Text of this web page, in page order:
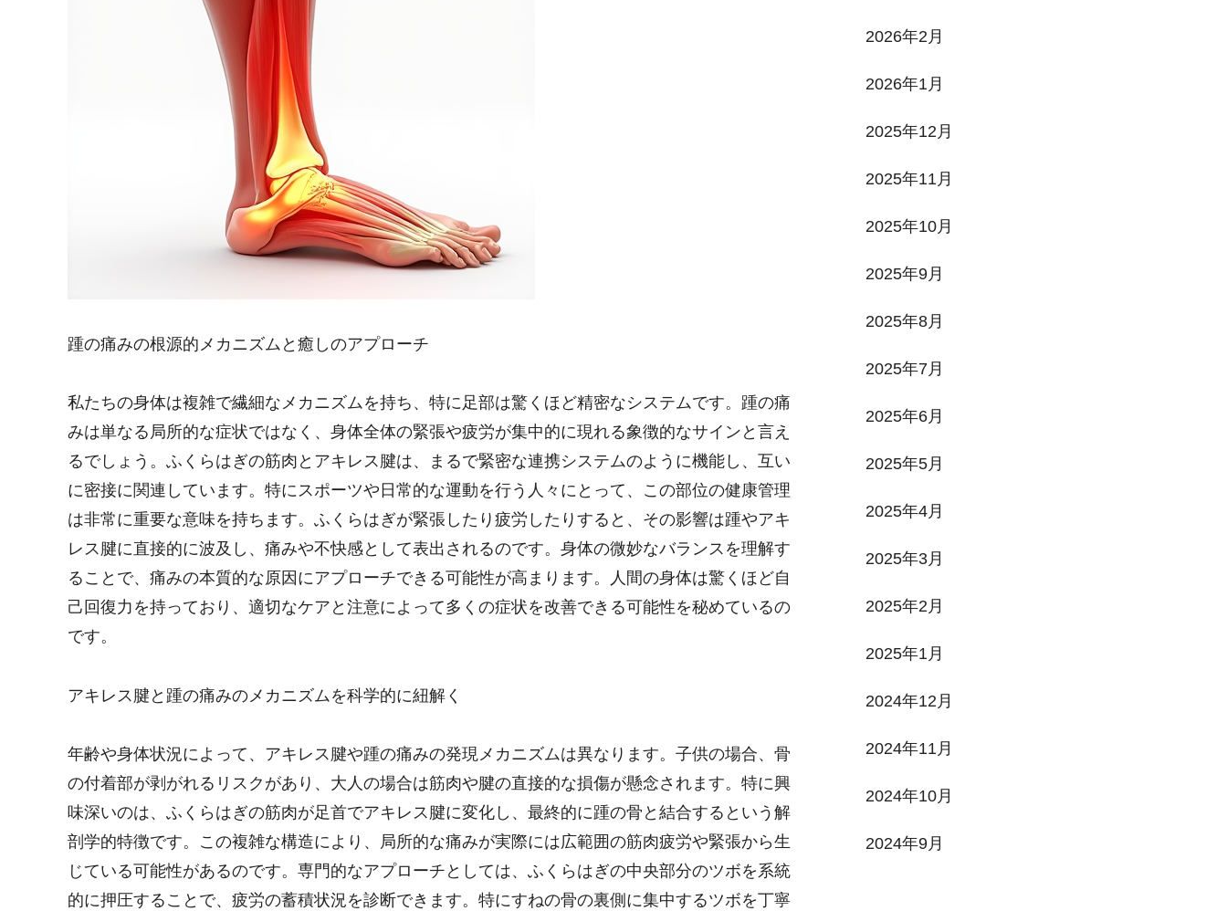
踵の痛みの根源的メカニズムと癒しのアプローチ
私たちの身体は複雑で繊細なメカニズムを持ち、特に足部は驚くほど精密なシステムです。踵の痛
みは単なる局所的な症状ではなく、身体全体の緊張や疲労が集中的に現れる象徴的なサインと言え
るでしょう。ふくらはぎの筋肉とアキレス腱は、まるで緊密な連携システムのように機能し、互い
に密接に関連しています。特にスポーツや日常的な運動を行う人々にとって、この部位の健康管理
は非常に重要な意味を持ちます。ふくらはぎが緊張したり疲労したりすると、その影響は踵やアキ
レス腱に直接的に波及し、痛みや不快感として表出されるのです。身体の微妙なバランスを理解す
ることで、痛みの本質的な原因にアプローチできる可能性が高まります。人間の身体は驚くほど自
己回復力を持っており、適切なケアと注意によって多くの症状を改善できる可能性を秘めているの
です。
アキレス腱と踵の痛みのメカニズムを科学的に紐解く
年齢や身体状況によって、アキレス腱や踵の痛みの発現メカニズムは異なります。子供の場合、骨
の付着部が剥がれるリスクがあり、大人の場合は筋肉や腱の直接的な損傷が懸念されます。特に興
味深いのは、ふくらはぎの筋肉が足首でアキレス腱に変化し、最終的に踵の骨と結合するという解
剖学的特徴です。この複雑な構造により、局所的な痛みが実際には広範囲の筋肉疲労や緊張から生
じている可能性があるのです。専門的なアプローチとしては、ふくらはぎの中央部分のツボを系統
的に押圧することで、疲労の蓄積状況を診断できます。特にすねの骨の裏側に集中するツボを丁寧
2026年2月
2026年1月
2025年12月
2025年11月
2025年10月
2025年9月
2025年8月
2025年7月
2025年6月
2025年5月
2025年4月
2025年3月
2025年2月
2025年1月
2024年12月
2024年11月
2024年10月
2024年9月